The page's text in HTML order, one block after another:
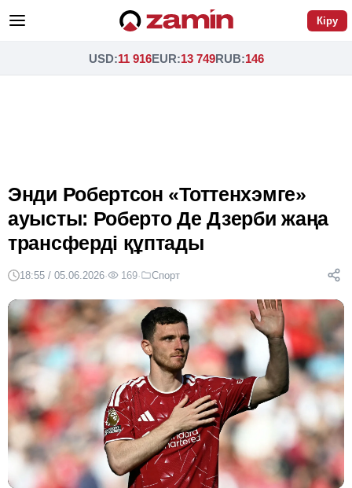
Кіру
USD:11 916EUR:13 749RUB:146
Энди Робертсон «Тоттенхэмге»
ауысты: Роберто Де Дзерби жаңа
трансферді құптады
18:55 / 05.06.2026· 169· Спорт